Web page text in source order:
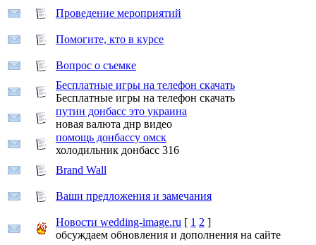
Проведение мероприятий
Помогите, кто в курсе
Вопрос о съемке
Бесплатные игры на телефон скачать
Бесплатные игры на телефон скачать
путин донбасс это украина
новая валюта днр видео
помощь донбассу омск
холодильник донбасс 316
Brand Wall
Ваши предложения и замечания
Новости wedding-image.ru [ 1 2 ]
обсуждаем обновления и дополнения на сайте